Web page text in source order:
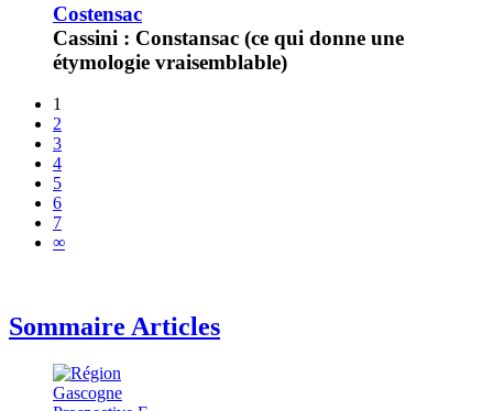
Costensac
Cassini : Constansac (ce qui donne une
étymologie vraisemblable)
1
2
3
4
5
6
7
∞
Sommaire Articles